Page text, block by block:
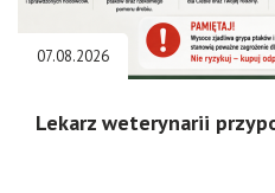
07.08.2026
Lekarz weterynarii